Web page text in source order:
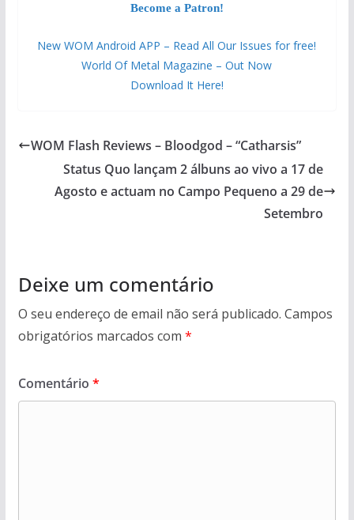
Become a Patron!
New WOM Android APP – Read All Our Issues for free!
World Of Metal Magazine – Out Now
Download It Here!
WOM Flash Reviews – Bloodgod – “Catharsis”
Status Quo lançam 2 álbuns ao vivo a 17 de
Agosto e actuam no Campo Pequeno a 29 de
Setembro
Deixe um comentário
O seu endereço de email não será publicado. Campos
obrigatórios marcados com *
Comentário *